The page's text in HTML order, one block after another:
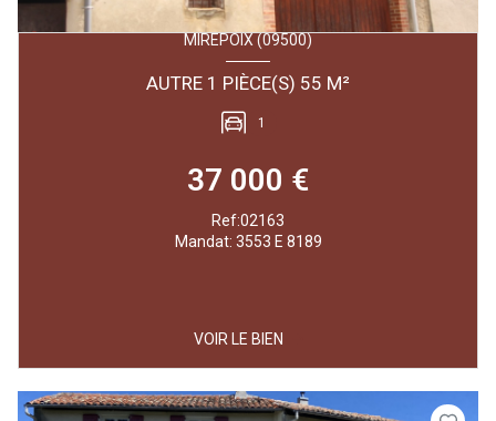
MIREPOIX (09500)
AUTRE 1 PIÈCE(S) 55 M²
1
37 000 €
Ref:02163
Mandat: 3553 E 8189
VOIR LE BIEN